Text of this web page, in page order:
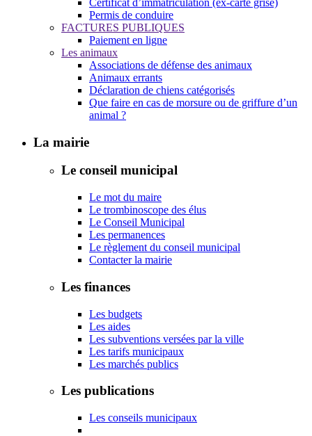
Certificat d’immatriculation (ex-carte grise)
Permis de conduire
FACTURES PUBLIQUES
Paiement en ligne
Les animaux
Associations de défense des animaux
Animaux errants
Déclaration de chiens catégorisés
Que faire en cas de morsure ou de griffure d’un
animal ?
La mairie
Le conseil municipal
Le mot du maire
Le trombinoscope des élus
Le Conseil Municipal
Les permanences
Le règlement du conseil municipal
Contacter la mairie
Les finances
Les budgets
Les aides
Les subventions versées par la ville
Les tarifs municipaux
Les marchés publics
Les publications
Les conseils municipaux